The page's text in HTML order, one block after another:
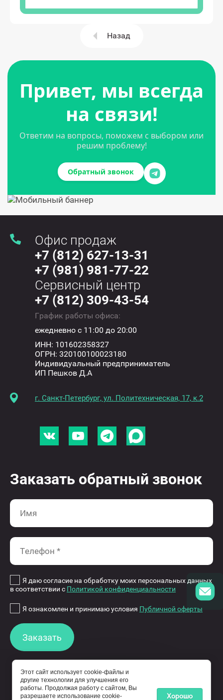
Назад
Привет, мы всегда
на связи!
Ответим на вопросы, поможем с выбором или
решим проблему!
Обратный звонок
Заказать обратный звонок
Я даю согласие на обработку моих персональных данных
в соответствии с Политикой конфиденциальности
Я ознакомлен и принимаю условия Публичной оферты
Заказать
Офис продаж
+7 (812) 627-13-31
+7 (981) 981-77-22
Сервисный центр
+7 (812) 309-43-54
График работы офиса:
ежедневно с 11:00 до 20:00
ИНН: 101602358327
ОГРН: 320100100023180
Индивидуальный предприниматель
ИП Пешков Д.А
г. Санкт-Петербург, ул. Политехническая, 17, к.2
© 2015-2026 eco-wheels.ru - обладатель прав
Этот сайт использует cookie-файлы и
другие технологии для улучшения его
работы. Продолжая работу с сайтом, Вы
разрешаете использование cookie-
Хорошо